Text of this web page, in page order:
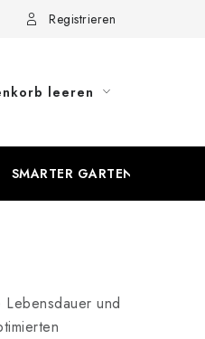
Registrieren
leeren
SMARTER GARTEN
und